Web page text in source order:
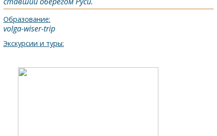
Образование:
volga-wiser-trip
Экскурсии и туры: